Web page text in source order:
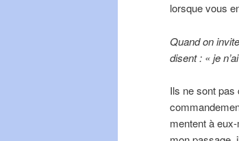
lorsque vous
Quand on
disent : « je
Ils ne sont pas
mentent à